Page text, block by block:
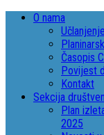
O nama
Učlanjenje
Časopis
Povijest
Kontakt
Sekcija
Plan
2025